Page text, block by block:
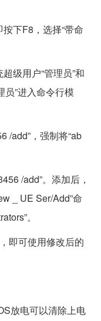
下F8，选择“带命
级用户“管理员”和
员”进入命令行模
/add”，强制将“ab
/add”。添加后，
_ UE Ser/Add”命
。
即可使用修改后的
放电可以清除上电